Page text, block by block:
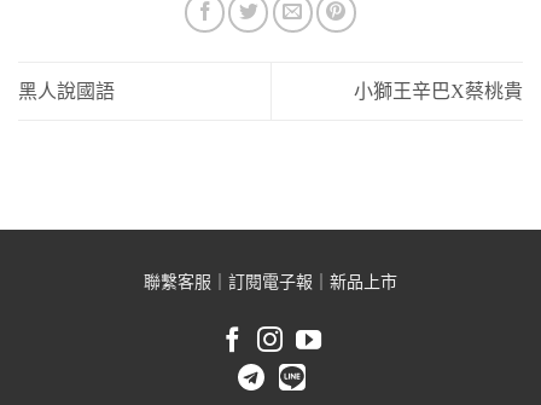
黑人說國語 小獅王辛巴X蔡桃貴
聯繫客服 訂閱電子報 新品上市